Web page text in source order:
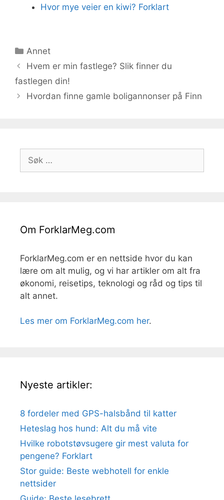
Hvor mye veier en kiwi? Forklart
Kategorier
Annet
Hvem er min fastlege? Slik finner du
fastlegen din!
Hvordan finne gamle boligannonser på Finn
etter:
Om ForklarMeg.com
ForklarMeg.com er en nettside hvor du kan
lære om alt mulig, og vi har artikler om alt fra
økonomi, reisetips, teknologi og råd og tips til
alt annet.
Les mer om ForklarMeg.com her.
Nyeste artikler:
8 fordeler med GPS-halsbånd til katter
Heteslag hos hund: Alt du må vite
Hvilke robotstøvsugere gir mest valuta for
pengene? Forklart
Stor guide: Beste webhotell for enkle
nettsider